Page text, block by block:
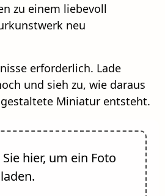
zu einem liebevoll
neu
erforderlich. Lade
und sieh zu, wie daraus
Miniatur entsteht.
hier, um ein Foto